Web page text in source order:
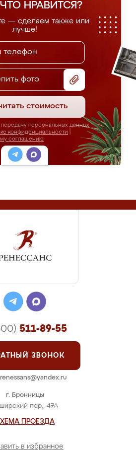
ЧТО НРАВИТСЯ?
— сделаем также или
лучше!
фото
стоимость
персональных данных
конфиденциальности
соглашению
г. Бронницы
пер., 47А
ПРОЕЗДА
в избранное
511-89-55
ЗВОНОК